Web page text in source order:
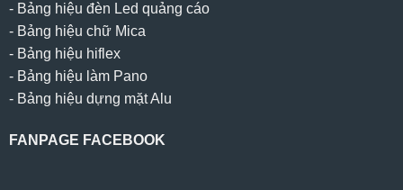
- Bảng hiệu đèn Led quảng cáo
- Bảng hiệu chữ Mica
- Bảng hiệu hiflex
- Bảng hiệu làm Pano
- Bảng hiệu dựng mặt Alu
FANPAGE FACEBOOK